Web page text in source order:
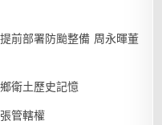
前部署防颱整備 周永暉董
衛土歷史記憶
管轄權